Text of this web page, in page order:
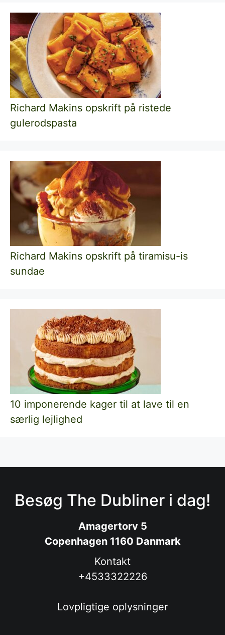
Richard Makins opskrift på ristede
gulerodspasta
Richard Makins opskrift på tiramisu-is
sundae
10 imponerende kager til at lave til en
særlig lejlighed
Besøg The Dubliner i dag!
Amagertorv 5
Copenhagen 1160 Danmark
Kontakt
+4533322226
Lovpligtige oplysninger